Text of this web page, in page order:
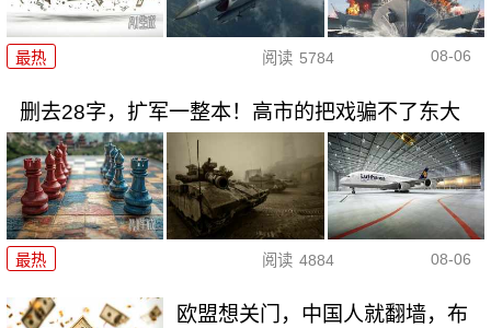
最热 阅读 5784 08-06
删去28字，扩军一整本！高市的把戏骗不了东大
最热 阅读 4884 08-06
欧盟想关门，中国人就翻墙，布